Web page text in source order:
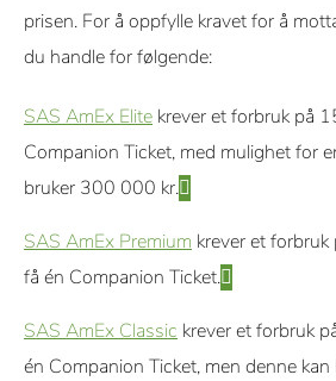
prisen. For å oppfylle kravet for å
du handle for følgende:
SAS AmEx Elite krever et forbruk på
Companion Ticket, med mulighet for
bruker 300 000 kr.
SAS AmEx Premium krever et
få én Companion Ticket.
SAS AmEx Classic krever et forbruk
én Companion Ticket, men denne